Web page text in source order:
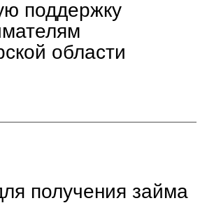
поддержку
области
получения займа